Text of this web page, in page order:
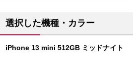
選択した機種・カラー
iPhone 13 mini 512GB ミッドナイト